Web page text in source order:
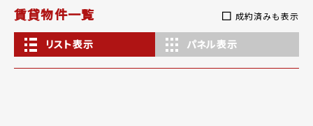
賃貸物件一覧 成約済みも表示
リスト表示 パネル表示